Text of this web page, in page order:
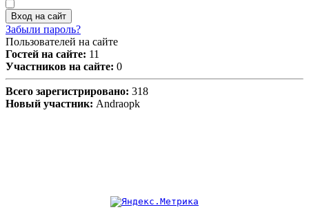
Вход на сайт
Забыли пароль?
Пользователей на сайте
Гостей на сайте: 11
Участников на сайте: 0
Всего зарегистрировано: 318
Новый участник: Andraopk